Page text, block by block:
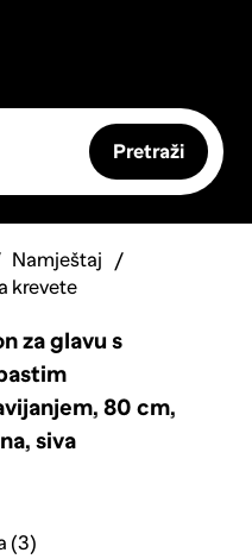
Pretraži
Namještaj
krevete
za glavu s
80 cm,
siva
(3)